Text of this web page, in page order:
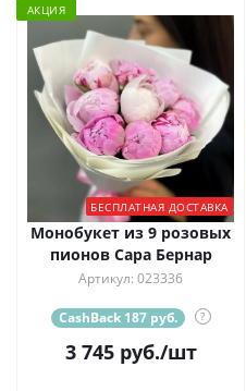
АКЦИЯ
БЕСПЛАТНАЯ ДОСТАВКА
Монобукет из 9 розовых
пионов Сара Бернар
Артикул: 023336
CashBack 187 руб. ?
3 745руб./шт